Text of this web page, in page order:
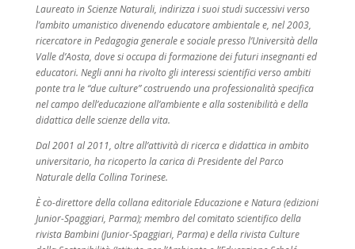
Laureato in Scienze Naturali, indirizza i suoi studi successivi verso
l’ambito umanistico divenendo educatore ambientale e, nel 2003,
ricercatore in Pedagogia generale e sociale presso l’Università della
Valle d’Aosta, dove si occupa di formazione dei futuri insegnanti ed
educatori. Negli anni ha rivolto gli interessi scientifici verso ambiti
ponte tra le “due culture” costruendo una professionalità specifica
nel campo dell’educazione all’ambiente e alla sostenibilità e della
didattica delle scienze della vita.
Dal 2001 al 2011, oltre all’attività di ricerca e didattica in ambito
universitario, ha ricoperto la carica di Presidente del Parco
Naturale della Collina Torinese.
È co-direttore della collana editoriale Educazione e Natura (edizioni
Junior-Spaggiari, Parma); membro del comitato scientifico della
rivista Bambini (Junior-Spaggiari, Parma) e della rivista Culture